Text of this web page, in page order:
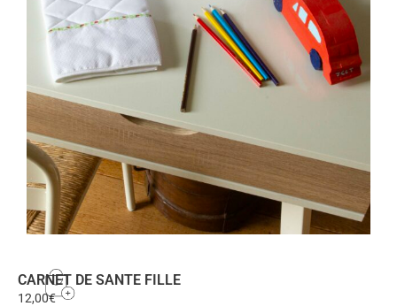
CARNET DE SANTE FILLE
12,00€